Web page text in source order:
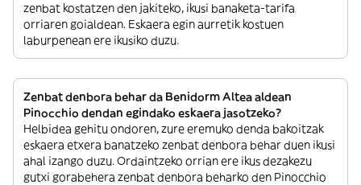
zenbat kostatzen den jakiteko, ikusi banaketa-tarifa
orriaren goialdean. Eskaera egin aurretik kostuen
laburpenean ere ikusiko duzu.
Zenbat denbora behar da Benidorm Altea aldean
Pinocchio dendan egindako eskaera jasotzeko?
Helbidea gehitu ondoren, zure eremuko denda bakoitzak
eskaera etxera banatzeko zenbat denbora behar duen ikusi
ahal izango duzu. Ordaintzeko orrian ere ikus dezakezu
gutxi gorabehera zenbat denbora beharko den Pinocchio